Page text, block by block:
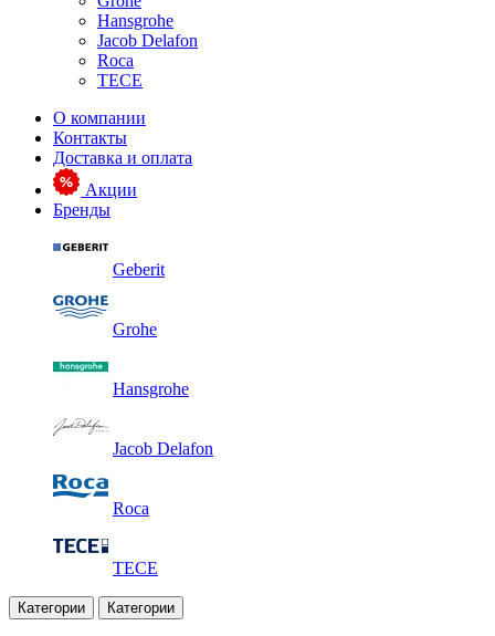
Hansgrohe
Jacob Delafon
Roca
TECE
О компании
Контакты
Доставка и оплата
Акции
Бренды
Geberit
Grohe
Hansgrohe
Jacob Delafon
Roca
TECE
Категории Категории